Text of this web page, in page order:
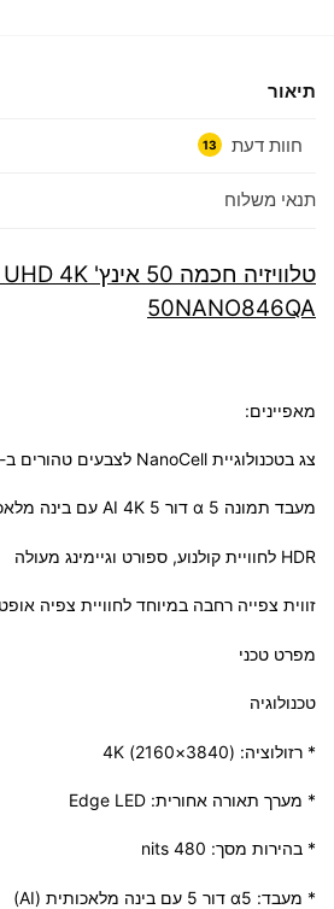
תיאור
חוות דעת 13
תנאי משלוח
50NANO846QA
מאפיינים:
צג בטכנולוגיית NanoCell לצבעים טהורים ב-4K Ultra HD
מעבד תמונה α 5 דור AI 4K 5 עם בינה מלאכותית, כולל למידה עמוקה
HDR לחוויית קולנוע, ספורט וגיימינג מעולה
זווית צפייה רחבה במיוחד לחוויית צפיה
מפרט טכני
טכנולוגיה
* רזולוציה: (3840×2160) 4K
* מערך תאורה אחורית: Edge LED
* בהירות מסך: nits 480
* מעבד: α5 דור 5 עם בינה מלאכותית (AI)